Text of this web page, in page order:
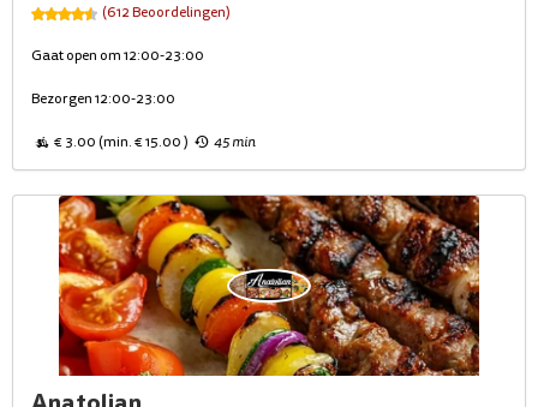
(612 Beoordelingen)
Gaat open om 12:00-23:00
Bezorgen 12:00-23:00
€ 3.00 (min. € 15.00 ) 45 min